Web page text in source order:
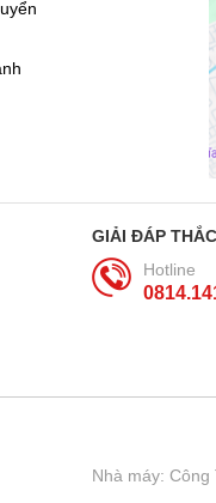
GIẢI ĐÁP
Hotline
Nhà máy: Công